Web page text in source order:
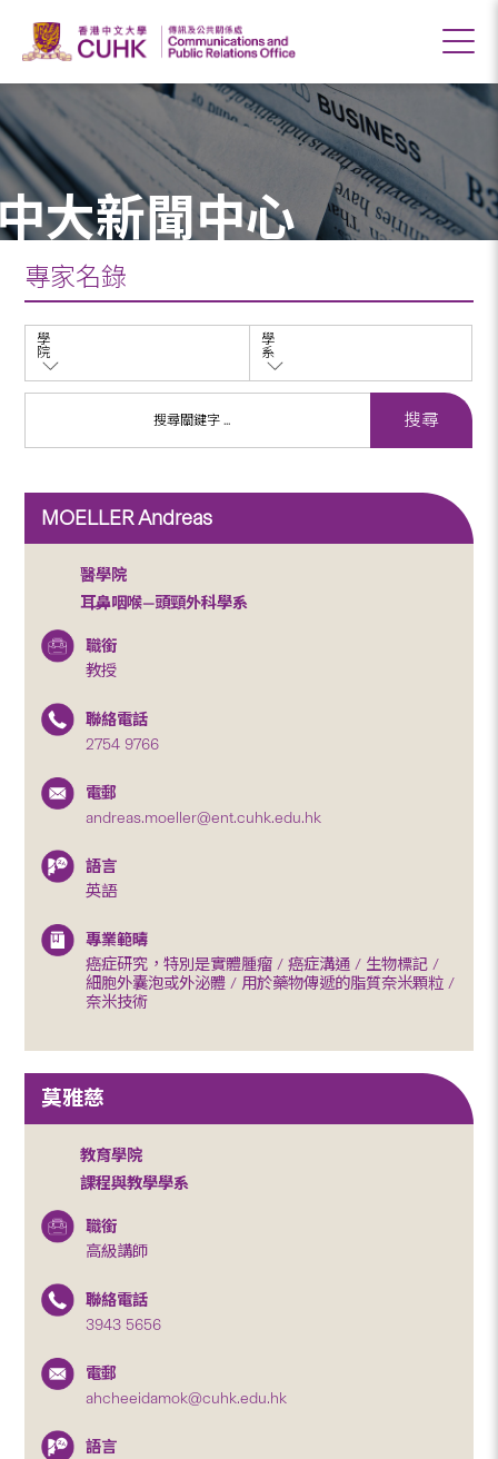
大新聞中心
專家名錄
學
院
學
系
MOELLER Andreas
醫學院
耳鼻咽喉—頭頸外科學系
職銜
教授
聯絡電話
2754 9766
電郵
andreas.moeller@ent.cuhk.edu.hk
語言
英語
專業範疇
癌症研究，特別是實體腫瘤 / 癌症溝通 / 生物標記 /
細胞外囊泡或外泌體 / 用於藥物傳遞的脂質奈米顆粒 /
奈米技術
莫雅慈
教育學院
課程與教學學系
職銜
高級講師
聯絡電話
3943 5656
電郵
ahcheeidamok@cuhk.edu.hk
語言